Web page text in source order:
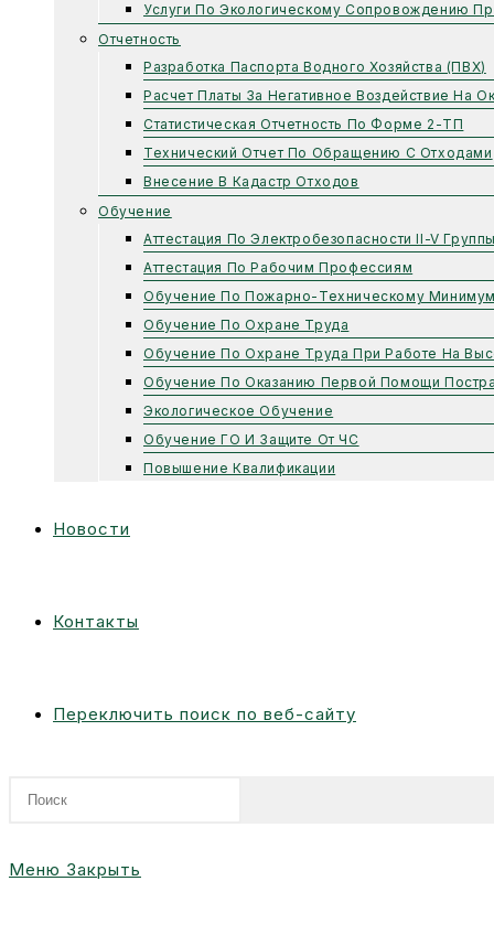
Услуги По Экологическому Сопровождению
Отчетность
Разработка Паспорта Водного Хозяйства (ПВХ)
Расчет Платы За Негативное Воздействие
Статистическая Отчетность По Форме 2-ТП
Технический Отчет По Обращению С Отходами
Внесение В Кадастр Отходов
Обучение
Аттестация По Электробезопасности II-V
Аттестация По Рабочим Профессиям
Обучение По Пожарно-Техническому
Обучение По Охране Труда
Обучение По Охране Труда При Работе На
Обучение По Оказанию Первой Помощи
Экологическое Обучение
Обучение ГО И Защите От ЧС
Повышение Квалификации
Новости
Контакты
Переключить поиск по веб-сайту
Меню Закрыть